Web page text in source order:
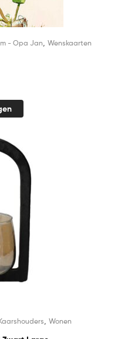
- Opa Jan, Wenskaarten
Wonen